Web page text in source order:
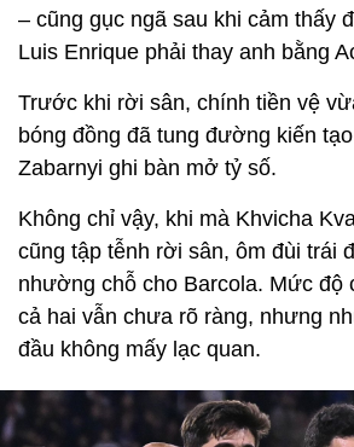
– cũng gục ngã sau khi cảm thấy
Luis Enrique phải thay anh bằng
Trước khi rời sân, chính tiền vệ
bóng đồng đã tung đường kiến
Zabarnyi ghi bàn mở tỷ số.
Không chỉ vậy, khi mà Khvicha
cũng tập tễnh rời sân, ôm đùi trái
nhường chỗ cho Barcola. Mức độ
cả hai vẫn chưa rõ ràng, nhưng
đầu không mấy lạc quan.